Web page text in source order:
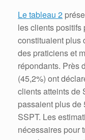
Le tableau 2
les clients positifs
constituaient plus
des praticiens et
répondants. Près
(45,2%) ont
clients atteints de
passaient plus de
SSPT. Les
nécessaires pour